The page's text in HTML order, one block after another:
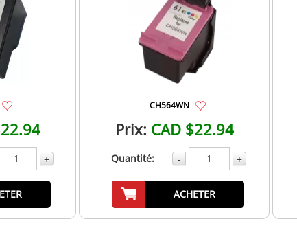
+
CH564WN
Prix: CAD $22.94
Quantité: - +
ACHETER